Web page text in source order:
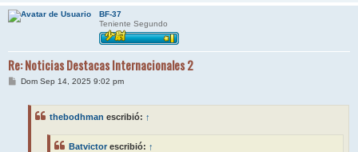
BF-37
Teniente Segundo
Re: Noticias Destacas Internacionales 2
MDom Sep 14, 2025 9:02 pm
thebodhman escribió: ↑
Batvictorescribió: ↑